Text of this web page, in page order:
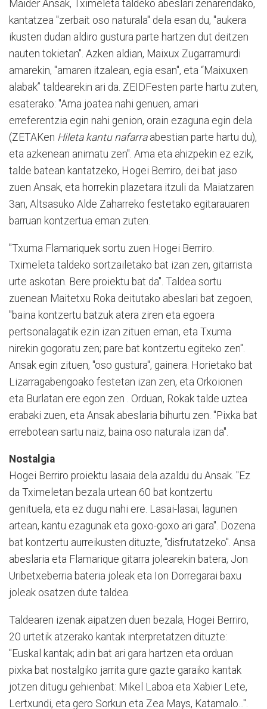
Maider Ansak, Tximeleta taldeko abeslari zenarendako,
kantatzea "zerbait oso naturala" dela esan du, "aukera
ikusten dudan aldiro gustura parte hartzen dut deitzen
nauten tokietan". Azken aldian, Maixux Zugarramurdi
amarekin, "amaren itzalean, egia esan", eta “Maixuxen
alabak” taldearekin ari da. ZEIDFesten parte hartu zuten,
esaterako: "Ama joatea nahi genuen, amari
erreferentzia egin nahi genion, orain ezaguna egin dela
(ZETAKen Hileta kantu nafarraabestian parte hartu du),
eta azkenean animatu zen". Ama eta ahizpekin ez ezik,
talde batean kantatzeko, Hogei Berriro, dei bat jaso
zuen Ansak, eta horrekin plazetara itzuli da. Maiatzaren
3an, Altsasuko Alde Zaharreko festetako egitarauaren
barruan kontzertua eman zuten.
"Txuma Flamariquek sortu zuen Hogei Berriro.
Tximeleta taldeko sortzailetako bat izan zen, gitarrista
urte askotan. Bere proiektu bat da". Taldea sortu
zuenean Maitetxu Roka deitutako abeslari bat zegoen,
"baina kontzertu batzuk atera ziren eta egoera
pertsonalagatik ezin izan zituen eman, eta Txuma
nirekin gogoratu zen; pare bat kontzertu egiteko zen".
Ansak egin zituen, "oso gustura", gainera. Horietako bat
Lizarragabengoako festetan izan zen, eta Orkoionen
eta Burlatan ere egon zen . Orduan, Rokak talde uztea
erabaki zuen, eta Ansak abeslaria bihurtu zen. "Pixka bat
errebotean sartu naiz, baina oso naturala izan da".
Nostalgia
Hogei Berriro proiektu lasaia dela azaldu du Ansak. "Ez
da Tximeletan bezala urtean 60 bat kontzertu
genituela, eta ez dugu nahi ere. Lasai-lasai, lagunen
artean, kantu ezagunak eta goxo-goxo ari gara". Dozena
bat kontzertu aurreikusten dituzte, "disfrutatzeko". Ansa
abeslaria eta Flamarique gitarra jolearekin batera, Jon
Uribetxeberria bateria joleak eta Ion Dorregarai baxu
joleak osatzen dute taldea.
Taldearen izenak aipatzen duen bezala, Hogei Berriro,
20 urtetik atzerako kantak interpretatzen dituzte:
"Euskal kantak; adin bat ari gara hartzen eta orduan
pixka bat nostalgiko jarrita gure gazte garaiko kantak
jotzen ditugu gehienbat: Mikel Laboa eta Xabier Lete,
Lertxundi, eta gero Sorkun eta Zea Mays, Katamalo...".